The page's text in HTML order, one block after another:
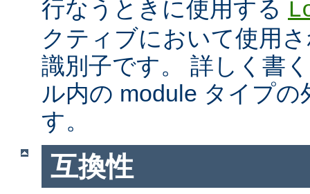
行なうときに使用する
クティブにおいて使用
識別子です。 詳しく書
ル内の module タイプの
す。
互換性